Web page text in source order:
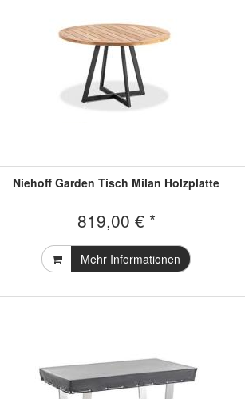
Niehoff Garden Tisch Milan Holzplatte
819,00 € *
Mehr Informationen